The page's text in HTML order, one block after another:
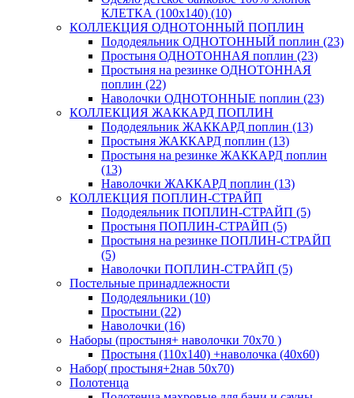
КЛЕТКА (100х140) (10)
КОЛЛЕКЦИЯ ОДНОТОННЫЙ ПОПЛИН
Пододеяльник ОДНОТОННЫЙ поплин (23)
Простыня ОДНОТОННАЯ поплин (23)
Простыня на резинке ОДНОТОННАЯ
поплин (22)
Наволочки ОДНОТОННЫЕ поплин (23)
КОЛЛЕКЦИЯ ЖАККАРД ПОПЛИН
Пододеяльник ЖАККАРД поплин (13)
Простыня ЖАККАРД поплин (13)
Простыня на резинке ЖАККАРД поплин
(13)
Наволочки ЖАККАРД поплин (13)
КОЛЛЕКЦИЯ ПОПЛИН-СТРАЙП
Пододеяльник ПОПЛИН-СТРАЙП (5)
Простыня ПОПЛИН-СТРАЙП (5)
Простыня на резинке ПОПЛИН-СТРАЙП
(5)
Наволочки ПОПЛИН-СТРАЙП (5)
Постельные принадлежности
Пододеяльники (10)
Простыни (22)
Наволочки (16)
Наборы (простыня+ наволочки 70х70 )
Простыня (110х140) +наволочка (40х60)
Набор( простыня+2нав 50х70)
Полотенца